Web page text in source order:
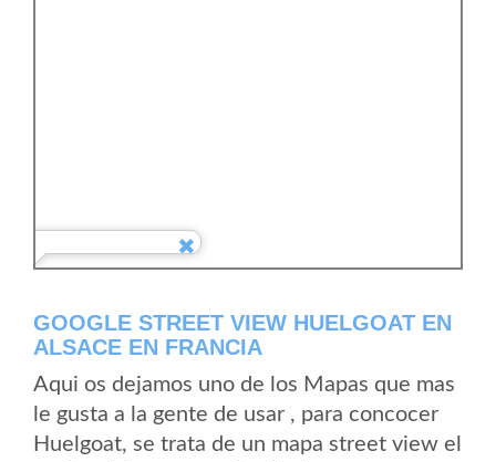
GOOGLE STREET VIEW HUELGOAT EN
ALSACE EN FRANCIA
Aqui os dejamos uno de los Mapas que mas
le gusta a la gente de usar , para concocer
Huelgoat, se trata de un mapa street view el